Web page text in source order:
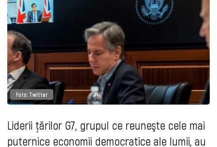
Foto: Twitter
Liderii ţărilor G7, grupul ce reuneşte cele mai
puternice economii democratice ale lumii, au